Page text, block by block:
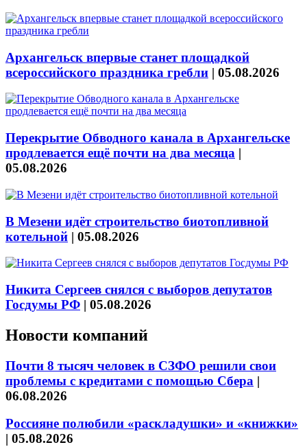
Архангельск впервые станет площадкой
всероссийского праздника гребли | 05.08.2026
Перекрытие Обводного канала в Архангельске
продлевается ещё почти на два месяца |
05.08.2026
В Мезени идёт строительство биотопливной
котельной | 05.08.2026
Никита Сергеев снялся с выборов депутатов
Госдумы РФ | 05.08.2026
Новости компаний
Почти 8 тысяч человек в СЗФО решили свои
проблемы с кредитами с помощью Сбера |
06.08.2026
Россияне полюбили «раскладушки» и «книжки»
| 05.08.2026